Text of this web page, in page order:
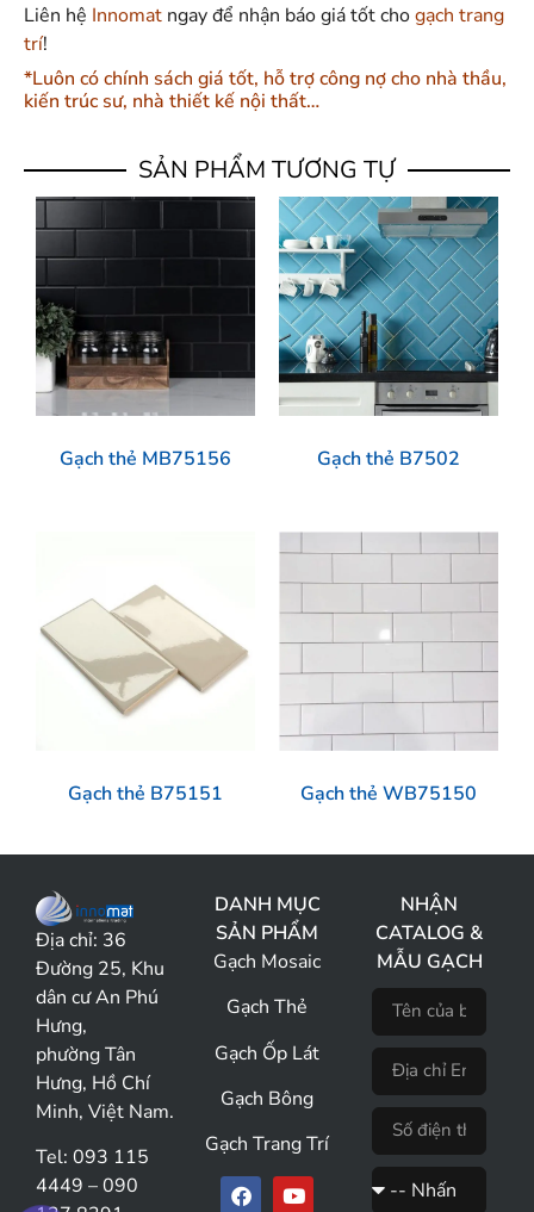
Liên hệ Innomat ngay để nhận báo giá tốt chogạch trang
trí!
*Luôn có chính sách giá tốt, hỗ trợ công nợ cho nhà thầu,
kiến trúc sư, nhà thiết kế nội thất…
SẢN PHẨM TƯƠNG TỰ
Gạch thẻ MB75156 Gạch thẻ B7502
Gạch thẻ B75151 Gạch thẻ WB75150
Địa chỉ: 36
Đường 25, Khu
dân cư An Phú
Hưng,
phường Tân
Hưng, Hồ Chí
Minh, Việt Nam.
Tel: 093 115
4449 – 090
DANH MỤC
SẢN PHẨM
Gạch Mosaic
Gạch Thẻ
Gạch Ốp Lát
Gạch Bông
Gạch Trang Trí
NHẬN
CATALOG &
MẪU GẠCH